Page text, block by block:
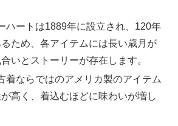
ハートは1889年に設立され、120年
ため、各アイテムには長い歳月が
いとストーリーが存在します。
着ならではのアメリカ製のアイテム
高く、着込むほどに味わいが増し